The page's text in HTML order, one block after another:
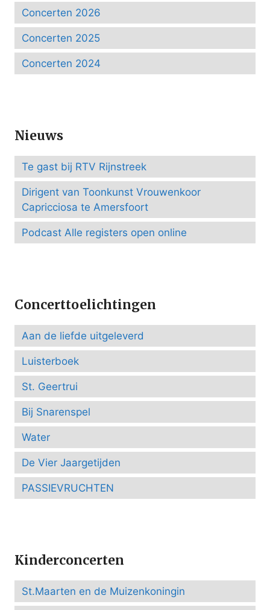
Concerten 2026
Concerten 2025
Concerten 2024
Nieuws
Te gast bij RTV Rijnstreek
Dirigent van Toonkunst Vrouwenkoor
Capricciosa te Amersfoort
Podcast Alle registers open online
Concerttoelichtingen
Aan de liefde uitgeleverd
Luisterboek
St. Geertrui
Bij Snarenspel
Water
De Vier Jaargetijden
PASSIEVRUCHTEN
Kinderconcerten
St.Maarten en de Muizenkoningin